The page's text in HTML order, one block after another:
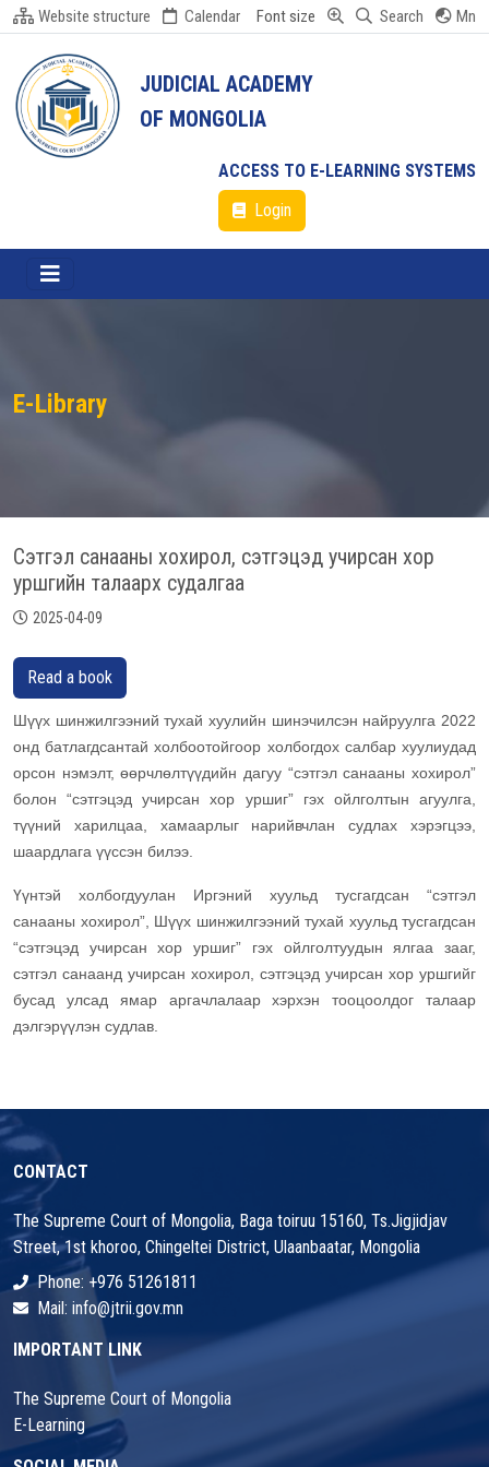
Website structure Calendar Font size Search Mn
JUDICIAL ACADEMY
OF MONGOLIA
ACCESS TO E-LEARNING SYSTEMS
Login
E-Library
Сэтгэл санааны хохирол, сэтгэцэд учирсан хор
уршгийн талаарх судалгаа
2025-04-09
Read a book
Шүүх шинжилгээний тухай хуулийн шинэчилсэн найруулга 2022
онд батлагдсантай холбоотойгоор холбогдох салбар хуулиудад
орсон нэмэлт, өөрчлөлтүүдийн дагуу “сэтгэл санааны хохирол”
болон “сэтгэцэд учирсан хор уршиг” гэх ойлголтын агуулга,
түүний харилцаа, хамаарлыг нарийвчлан судлах хэрэгцээ,
шаардлага үүссэн билээ.
Үүнтэй холбогдуулан Иргэний хуульд тусгагдсан “сэтгэл
санааны хохирол”, Шүүх шинжилгээний тухай хуульд тусгагдсан
“сэтгэцэд учирсан хор уршиг” гэх ойлголтуудын ялгаа зааг,
сэтгэл санаанд учирсан хохирол, сэтгэцэд учирсан хор уршгийг
бусад улсад ямар аргачлалаар хэрхэн тооцоолдог талаар
дэлгэрүүлэн судлав.
CONTACT
The Supreme Court of Mongolia, Baga toiruu 15160, Ts.Jigjidjav
Street, 1st khoroo, Chingeltei District, Ulaanbaatar, Mongolia
Phone: +976 51261811
Mail: info@jtrii.gov.mn
IMPORTANT LINK
The Supreme Court of Mongolia
E-Learning